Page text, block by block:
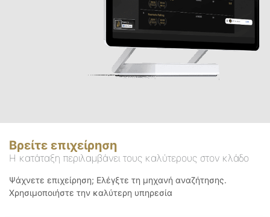
Βρείτε επιχείρηση
Η κατάταξη περιλαμβάνει τους καλύτερους στον κλάδο
Ψάχνετε επιχείρηση; Ελέγξτε τη μηχανή αναζήτησης.
Χρησιμοποιήστε την καλύτερη υπηρεσία